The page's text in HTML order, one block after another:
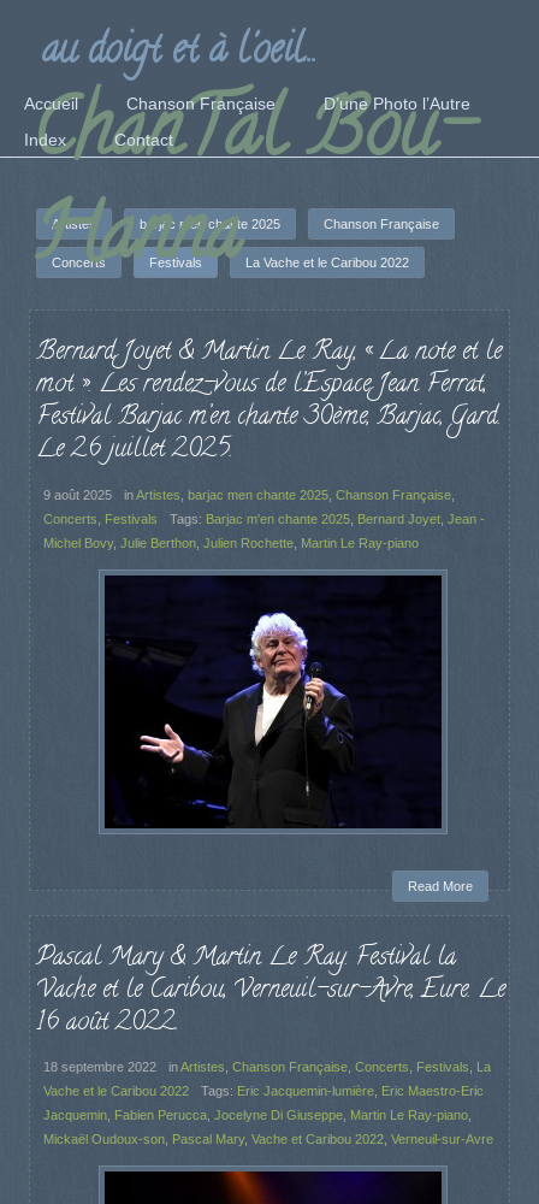
ChanTal Bou-
Hanna
au doigt et à l'oeil...
Accueil Chanson Française
D’une Photo l’Autre
Index
Contact
Artistes barjac men chante 2025 Chanson Française
Concerts Festivals La Vache et le Caribou 2022
Bernard Joyet & Martin Le Ray, « La note et le
mot ». Les rendez-vous de l’Espace Jean Ferrat,
Festival Barjac m’en chante 30ème, Barjac, Gard.
Le 26 juillet 2025.
9 août 2025 inArtistes barjac men chante 2025 Chanson Française
Concerts
Festivals Tags: Barjac m'en chante 2025 Bernard Joyet Jean -
Michel Bovy, Julie Berthon Julien Rochette Martin Le Ray-piano
Read More
Pascal Mary & Martin Le Ray. Festival la
Vache et le Caribou, Verneuil-sur-Avre, Eure. Le
16 août 2022.
18 septembre 2022 inArtistes Chanson Française Concerts Festivals
La
Vache et le Caribou 2022
Tags: Eric Jacquemin-lumière Eric Maestro-Eric
Jacquemin Fabien Perucca Jocelyne Di Giuseppe Martin Le Ray-piano
Mickaël Oudoux-son Pascal Mary, Vache et Caribou 2022 Verneuil-sur-Avre